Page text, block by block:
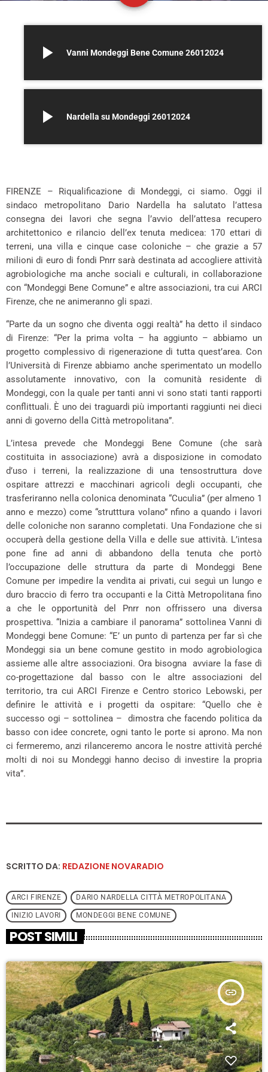
play_arrow Vanni Mondeggi Bene Comune 26012024
play_arrow Nardella su Mondeggi 26012024
FIRENZE – Riqualificazione di Mondeggi, ci siamo. Oggi il
sindaco metropolitano Dario Nardella ha salutato l’attesa
consegna dei lavori che segna l’avvio dell’attesa recupero
architettonico e rilancio dell’ex tenuta medicea: 170 ettari di
terreni, una villa e cinque case coloniche – che grazie a 57
milioni di euro di fondi Pnrr sarà destinata ad accogliere attività
agrobiologiche ma anche sociali e culturali, in collaborazione
con “Mondeggi Bene Comune” e altre associazioni, tra cui ARCI
Firenze, che ne animeranno gli spazi.
“Parte da un sogno che diventa oggi realtà” ha detto il sindaco
di Firenze: “Per la prima volta – ha aggiunto – abbiamo un
progetto complessivo di rigenerazione di tutta quest’area. Con
l’Università di Firenze abbiamo anche sperimentato un modello
assolutamente innovativo, con la comunità residente di
Mondeggi, con la quale per tanti anni vi sono stati tanti rapporti
conflittuali. È uno dei traguardi più importanti raggiunti nei dieci
anni di governo della Città metropolitana”.
L’intesa prevede che Mondeggi Bene Comune (che sarà
costituita in associazione) avrà a disposizione in comodato
d’uso i terreni, la realizzazione di una tensostruttura dove
ospitare attrezzi e macchinari agricoli degli occupanti, che
trasferiranno nella colonica denominata “Cuculia” (per almeno 1
anno e mezzo) come “strutttura volano” nfino a quando i lavori
delle coloniche non saranno completati. Una Fondazione che si
occuperà della gestione della Villa e delle sue attività. L’intesa
pone fine ad anni di abbandono della tenuta che portò
l’occupazione delle struttura da parte di Mondeggi Bene
Comune per impedire la vendita ai privati, cui seguì un lungo e
duro braccio di ferro tra occupanti e la Città Metropolitana fino
a che le opportunità del Pnrr non offrissero una diversa
prospettiva. “Inizia a cambiare il panorama” sottolinea Vanni di
Mondeggi bene Comune: “E’ un punto di partenza per far sì che
Mondeggi sia un bene comune gestito in modo agrobiologica
assieme alle altre associazioni. Ora bisogna avviare la fase di
co-progettazione dal basso con le altre associazioni del
territorio, tra cui ARCI Firenze e Centro storico Lebowski, per
definire le attività e i progetti da ospitare: “Quello che è
successo ogi – sottolinea – dimostra che facendo politica da
basso con idee concrete, ogni tanto le porte si aprono. Ma non
ci fermeremo, anzi rilanceremo ancora le nostre attività perché
molti di noi su Mondeggi hanno deciso di investire la propria
vita”.
SCRITTO DA: REDAZIONE NOVARADIO
ARCI FIRENZE DARIO NARDELLA CITTÀ METROPOLITANA
INIZIO LAVORI MONDEGGI BENE COMUNE
POST SIMILI
insert_link